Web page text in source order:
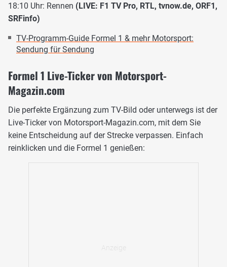
18:10 Uhr: Rennen (LIVE: F1 TV Pro, RTL, tvnow.de, ORF1,
SRFinfo)
TV-Programm-Guide Formel 1 & mehr Motorsport:
Sendung für Sendung
Formel 1 Live-Ticker von Motorsport-
Magazin.com
Die perfekte Ergänzung zum TV-Bild oder unterwegs ist der
Live-Ticker von Motorsport-Magazin.com, mit dem Sie
keine Entscheidung auf der Strecke verpassen. Einfach
reinklicken und die Formel 1 genießen: